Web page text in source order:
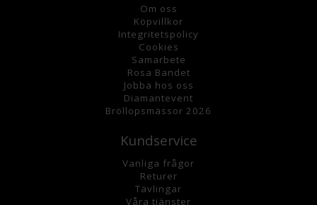
Om oss
Köpvillkor
Integritetspolicy
Cookies
Samarbete
Rosa Bandet
Jobba hos oss
Diamantevent
Bröllopsmässor 2026
Kundservice
Vanliga frågor
Returer
Tävlingar
Våra tjänster